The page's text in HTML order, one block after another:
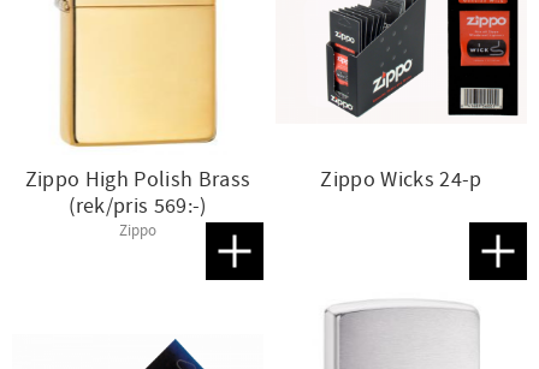
Zippo High Polish Brass
(rek/pris 569:-)
Zippo
Lägg till i favoriter
Zippo Wicks 24-p